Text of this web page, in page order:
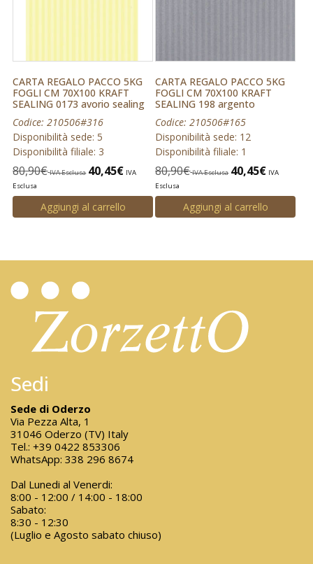
CARTA REGALO PACCO 5KG
FOGLI CM 70X100 KRAFT
SEALING 0173 avorio sealing
Codice: 210506#316
Disponibilità sede: 5
Disponibilità filiale: 3
80,90€ IVA Esclusa 40,45€ IVA
Esclusa
Aggiungi al carrello
CARTA REGALO PACCO 5KG
FOGLI CM 70X100 KRAFT
SEALING 198 argento
Codice: 210506#165
Disponibilità sede: 12
Disponibilità filiale: 1
80,90€ IVA Esclusa 40,45€ IVA
Esclusa
Aggiungi al carrello
Sedi
Sede di Oderzo
Via Pezza Alta, 1
31046 Oderzo (TV) Italy
Tel.: +39 0422 853306
WhatsApp: 338 296 8674
Dal Lunedi al Venerdi:
8:00 - 12:00 / 14:00 - 18:00
Sabato:
8:30 - 12:30
(Luglio e Agosto sabato chiuso)